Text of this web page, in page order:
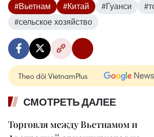
#Вьетнам #Китай #Гуанси
#сельское хозяйство
Theo dõi VietnamPlus
СМОТРЕТЬ ДАЛЕЕ
Торговля между Вьетнамом и